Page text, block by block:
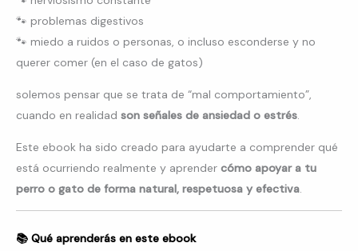
🐾 problemas digestivos
🐾 miedo a ruidos o personas, o incluso esconderse y no
querer comer (en el caso de gatos)
solemos pensar que se trata de “mal comportamiento”,
cuando en realidad son señales de ansiedad o estrés.
Este ebook ha sido creado para ayudarte a comprender qué
está ocurriendo realmente y aprender cómo apoyar a tu
perro o gato de forma natural, respetuosa y efectiva.
📚 Qué aprenderás en este ebook